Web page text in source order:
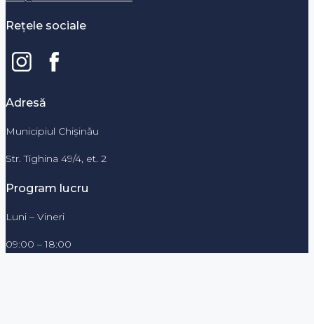
Rețele sociale
Adresă
Municipiul Chișinău
Str. Tighina 49/4, et. 2
Program lucru
Luni – Vineri
09:00 – 18:00